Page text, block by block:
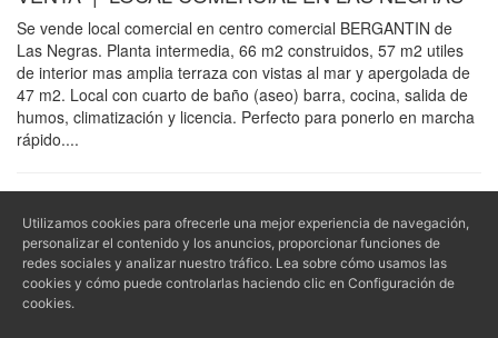
Se vende local comercial en centro comercial BERGANTIN de
Las Negras. Planta intermedia, 66 m2 construidos, 57 m2 utiles
de interior mas amplia terraza con vistas al mar y apergolada de
47 m2. Local con cuarto de baño (aseo) barra, cocina, salida de
humos, climatización y licencia. Perfecto para ponerlo en marcha
rápido....
Empresa
Contacto
Quiénes somos
Propietarios
Información
Aviso Legal - LSSI - LOPD
Política de privacidad
Política de cookies
Utilizamos cookies para ofrecerle una mejor experiencia de navegación,
personalizar el contenido y los anuncios, proporcionar funciones de
redes sociales y analizar nuestro tráfico. Lea sobre cómo usamos las
cookies y cómo puede controlarlas haciendo clic en Configuración de
cookies.